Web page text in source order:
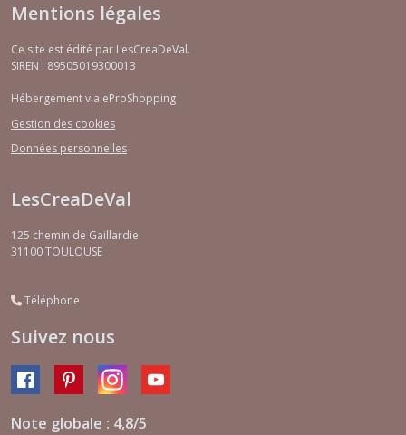
Mentions légales
Ce site est édité par LesCreaDeVal.
SIREN : 89505019300013
Hébergement via eProShopping
Gestion des cookies
Données personnelles
LesCreaDeVal
125 chemin de Gaillardie
31100TOULOUSE
Téléphone
Suivez nous
Note globale : 4,8/5